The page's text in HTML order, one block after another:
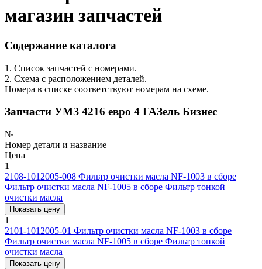
магазин запчастей
Содержание каталога
1. Список запчастей с номерами.
2. Схема с расположением деталей.
Номера в списке соответствуют номерам на схеме.
Запчасти УМЗ 4216 евро 4 ГАЗель Бизнес
№
Номер детали и название
Цена
1
2108-1012005-008 Фильтр очистки масла NF-1003 в сборе
Фильтр очистки масла NF-1005 в сборе Фильтр тонкой
очистки масла
Показать цену
1
2101-1012005-01 Фильтр очистки масла NF-1003 в сборе
Фильтр очистки масла NF-1005 в сборе Фильтр тонкой
очистки масла
Показать цену